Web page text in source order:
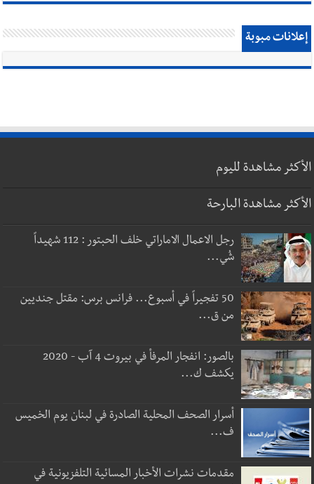
إعلانات مبوبة
الأكثر مشاهدة لليوم
الأكثر مشاهدة البارحة
رجل الاعمال الاماراتي خلف الحبتور : 112 شهيداً
شُي...
50 تفجيراً في أسبوع... فرانس برس: مقتل جنديين
من ق...
بالصور: انفجار المرفأ في بيروت 4 آب - 2020
يكشف ك...
أسرار الصحف المحلية الصادرة في لبنان يوم الخميس
ف...
مقدمات نشرات الأخبار المسائية التلفزيونية في